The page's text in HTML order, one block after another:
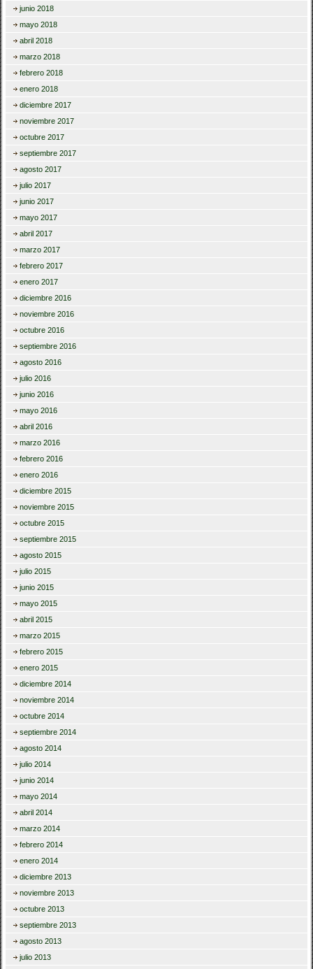
junio 2018
mayo 2018
abril 2018
marzo 2018
febrero 2018
enero 2018
diciembre 2017
noviembre 2017
octubre 2017
septiembre 2017
agosto 2017
julio 2017
junio 2017
mayo 2017
abril 2017
marzo 2017
febrero 2017
enero 2017
diciembre 2016
noviembre 2016
octubre 2016
septiembre 2016
agosto 2016
julio 2016
junio 2016
mayo 2016
abril 2016
marzo 2016
febrero 2016
enero 2016
diciembre 2015
noviembre 2015
octubre 2015
septiembre 2015
agosto 2015
julio 2015
junio 2015
mayo 2015
abril 2015
marzo 2015
febrero 2015
enero 2015
diciembre 2014
noviembre 2014
octubre 2014
septiembre 2014
agosto 2014
julio 2014
junio 2014
mayo 2014
abril 2014
marzo 2014
febrero 2014
enero 2014
diciembre 2013
noviembre 2013
octubre 2013
septiembre 2013
agosto 2013
julio 2013